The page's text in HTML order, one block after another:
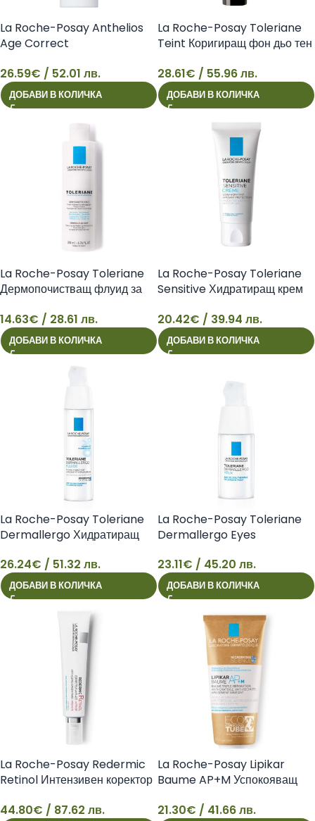
26
La Roche-Posay Anthelios
Age Correct
слънцезащитен крем за лице
SPF50 50 мл 3337875761031
26.59€ / 52.01 лв.
ДОБАВИ В КОЛИЧКА
28
La Roche-Posay Toleriane
Teint Коригиращ фон дьо тен
SPF25, нюанс 13, 30 мл
3337875863964
28.61€ / 55.96 лв.
ДОБАВИ В КОЛИЧКА
14
La Roche-Posay Toleriane
Дермопочистващ флуид за
200 мл 3433422406599
14.63€ / 28.61 лв.
ДОБАВИ В КОЛИЧКА
20
La Roche-Posay Toleriane
Sensitive Хидратиращ крем
40 мл 3337875578486
20.42€ / 39.94 лв.
ДОБАВИ В КОЛИЧКА
26
La Roche-Posay Toleriane
Dermallergo Хидратиращ
склонна към алергии, 40 мл
3337875757669
26.24€ / 51.32 лв.
ДОБАВИ В КОЛИЧКА
23
La Roche-Posay Toleriane
Dermallergo Eyes
околоочен контур и кожа
склонна към алергии, 20 мл
3337875757515
23.11€ / 45.20 лв.
ДОБАВИ В КОЛИЧКА
44
La Roche-Posay Redermic
Retinol Интензивен коректор
мл 3337875660549
44.80€ / 87.62 лв. 21
La Roche-Posay Lipikar
Baume AP+M Успокояващ
и атопична кожа против
21.30€ / 41.66 лв.